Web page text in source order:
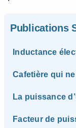
Publications
Inductance
Cafetière qui
La puissance
Facteur de